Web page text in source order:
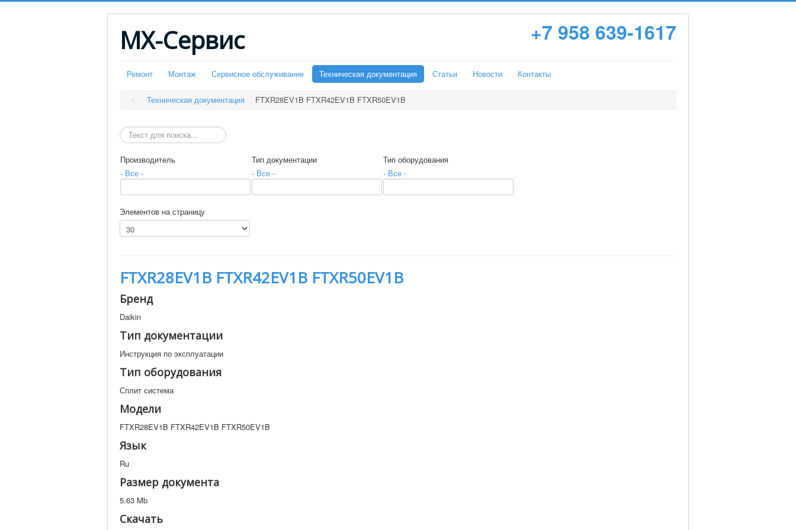
МХ-Сервис +7 958 639-1617
Ремонт Монтаж Сервисное обслуживание Техническая документация Статьи Новости Контакты
Техническая документация
FTXR28EV1B FTXR42EV1B FTXR50EV1B
Производитель
- Все -
Тип документации
- Все -
Тип оборудования
- Все -
Элементов на страницу
FTXR28EV1B FTXR42EV1B FTXR50EV1B
Бренд
Daikin
Тип документации
Инструкция по эксплуатации
Тип оборудования
Сплит система
Модели
FTXR28EV1B FTXR42EV1B FTXR50EV1B
Язык
Ru
Размер документа
5.63 Mb
Скачать